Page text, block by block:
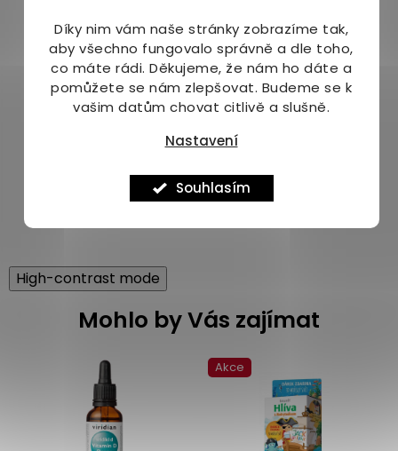
Díky nim vám naše stránky zobrazíme tak,
aby všechno fungovalo správně a dle toho,
co máte rádi. Děkujeme, že nám ho dáte a
pomůžete se nám zlepšovat. Budeme se k
vašim datům chovat citlivě a slušně.
Nastavení
Souhlasím
Doplněk stravy. Není určeno pro děti do 3 let.
Výrobek není určen jako náhrada pestré stravy.
Ukládat mimo dosah malých dětí. Výrobce
neručí za škody vzniklé nevhodným použitím
dávkování. Nadměrná konzumace může vyvolat
do 25 °C. Chránit před mrazem a přímým
slunečním zářením. Uchovávat v suchu a temnu.
High-contrast mode
Mohlo by Vás zajímat
Akce